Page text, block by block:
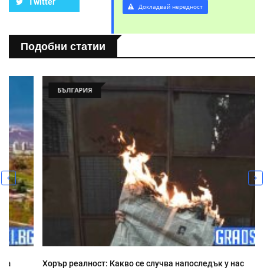
Докладвай нередност
Подобни статии
БЪЛГАРИЯ
Хорър реалност: Какво се случва напоследък у нас